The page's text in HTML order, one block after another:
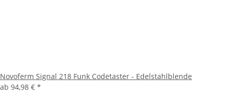
Novoferm Signal 218 Funk Codetaster - Edelstahlblende
ab 94,98 € *